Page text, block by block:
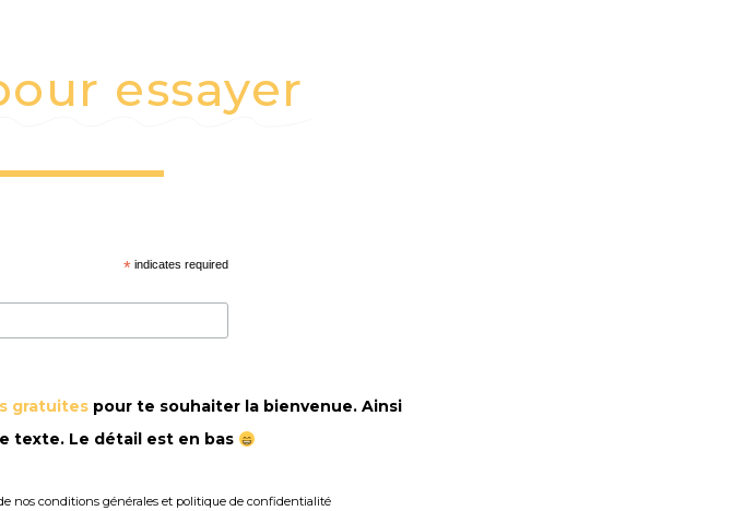
essayer
* indicates required
gratuites pour te souhaiter la bienvenue. Ainsi
texte. Le détail est en bas
nos conditions générales et politique de confidentialité